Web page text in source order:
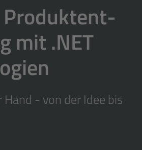
Produkt­ent­
mit .NET
Hand - von der Idee bis